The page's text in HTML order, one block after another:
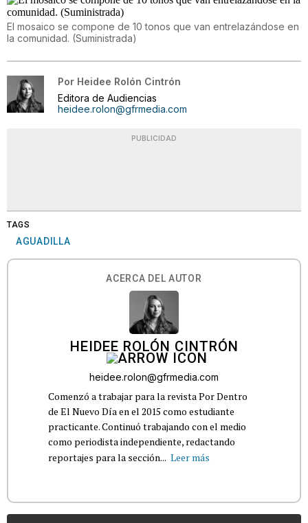
El mosaico se compone de 10 tonos que van entrelazándose en
la comunidad. (Suministrada)
Por Heidee Rolón Cintrón
Editora de Audiencias
heidee.rolon@gfrmedia.com
PUBLICIDAD
TAGS
AGUADILLA
ACERCA DEL AUTOR
HEIDEE ROLÓN CINTRÓN
heidee.rolon@gfrmedia.com
Comenzó a trabajar para la revista Por Dentro
de El Nuevo Día en el 2015 como estudiante
practicante. Continuó trabajando con el medio
como periodista independiente, redactando
reportajes para la sección... Leer más